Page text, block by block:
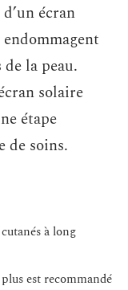
écran
la peau.
solaire
étape
de soins.
à long
est recommandé